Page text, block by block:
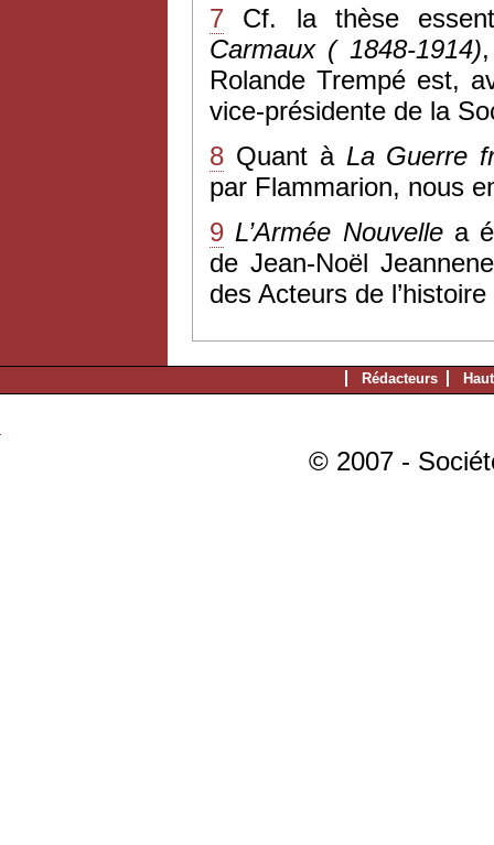
7 Cf. la thèse
Carmaux ( 1848-1914)
Rolande Trempé est,
vice-présidente de la
8 Quant à La Guerre
par Flammarion, nous
9 L’Armée Nouvellea
de Jean-Noël
des Acteurs de
Rédacteurs
© 2007 -